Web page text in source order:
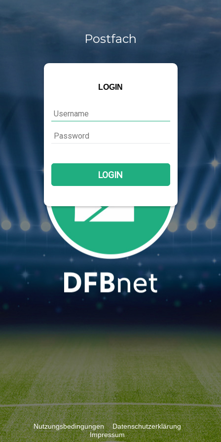
Postfach
LOGIN
Nutzungsbedingungen
Datenschutzerklärung
Impressum